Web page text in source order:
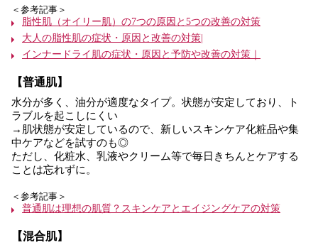
＜参考記事＞
脂性肌（オイリー肌）の7つの原因と5つの改善の対策
大人の脂性肌の症状・原因と改善の対策|
インナードライ肌の症状・原因と予防や改善の対策｜
【普通肌】
水分が多く、油分が適度なタイプ。状態が安定しており、ト
ラブルを起こしにくい
→肌状態が安定しているので、新しいスキンケア化粧品や集
中ケアなどを試すのも◎
ただし、化粧水、乳液やクリーム等で毎日きちんとケアする
ことは忘れずに。
＜参考記事＞
普通肌は理想の肌質？スキンケアとエイジングケアの対策
【混合肌】